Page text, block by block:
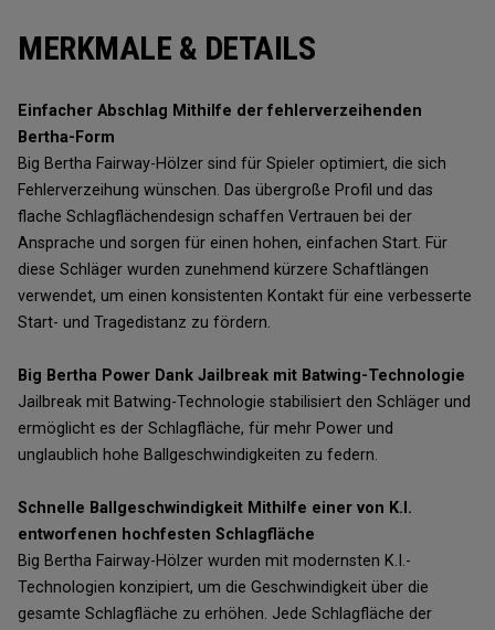
MERKMALE & DETAILS
Einfacher Abschlag Mithilfe der fehlerverzeihenden
Bertha-Form
Big Bertha Fairway-Hölzer sind für Spieler optimiert, die sich
Fehlerverzeihung wünschen. Das übergroße Profil und das
flache Schlagflächendesign schaffen Vertrauen bei der
Ansprache und sorgen für einen hohen, einfachen Start. Für
diese Schläger wurden zunehmend kürzere Schaftlängen
verwendet, um einen konsistenten Kontakt für eine verbesserte
Start- und Tragedistanz zu fördern.
Big Bertha Power Dank Jailbreak mit Batwing-Technologie
Jailbreak mit Batwing-Technologie stabilisiert den Schläger und
ermöglicht es der Schlagfläche, für mehr Power und
unglaublich hohe Ballgeschwindigkeiten zu federn.
Schnelle Ballgeschwindigkeit Mithilfe einer von K.I.
entworfenen hochfesten Schlagfläche
Big Bertha Fairway-Hölzer wurden mit modernsten K.I.-
Technologien konzipiert, um die Geschwindigkeit über die
gesamte Schlagfläche zu erhöhen. Jede Schlagfläche der